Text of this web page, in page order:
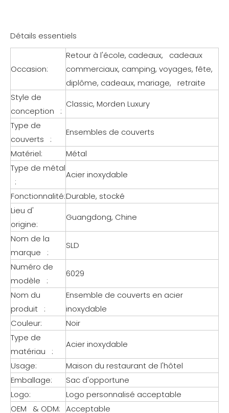
Détails essentiels
Occasion:
Retour à l'école, cadeaux, cadeaux
commerciaux, camping, voyages, fête,
diplôme, cadeaux, mariage, retraite
Style de
conception :
Classic, Morden Luxury
Type de
couverts :
Ensembles de couverts
Matériel:
Métal
Type de métal
:
Acier inoxydable
Fonctionnalité:Durable, stocké
Lieu d'
origine:
Guangdong, Chine
Nom de la
marque :
SLD
Numéro de
modèle :
6029
Nom du
produit :
Ensemble de couverts en acier
inoxydable
Couleur:
Noir
Type de
matériau :
Acier inoxydable
Usage:
Maison du restaurant de l'hôtel
Emballage:
Sac d'opportune
Logo:
Logo personnalisé acceptable
OEM & ODM: Acceptable